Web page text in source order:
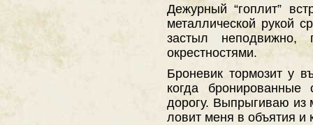
Дежурный “гоплит”
металлической рукой
застыл неподвижно,
окрестностями.
Броневик тормозит у
когда бронированные
дорогу. Выпрыгиваю из
ловит меня в объятия и